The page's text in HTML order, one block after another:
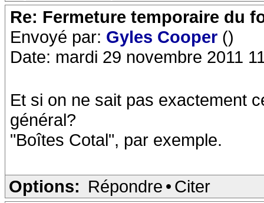
Re: Fermeture temporaire du
Envoyé par: Gyles Cooper ()
Date: mardi 29 novembre 2011
Et si on ne sait pas exactement
général?
"Boîtes Cotal", par exemple.
Options: Répondre • Citer